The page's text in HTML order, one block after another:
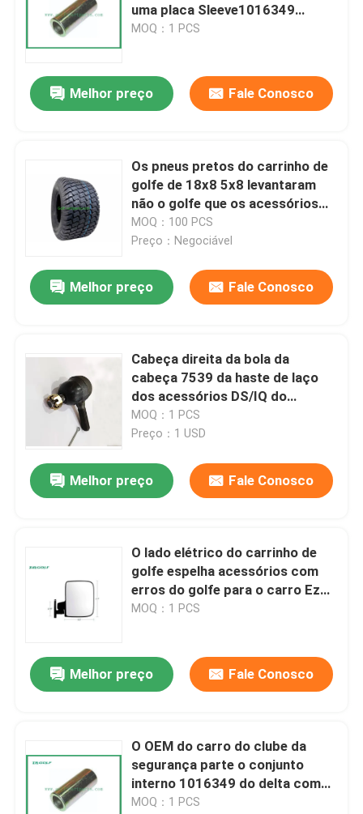
uma placa Sleeve1016349
exterior longo
MOQ：1 PCS
Melhor preço Fale Conosco
Os pneus pretos do carrinho de
golfe de 18x8 5x8 levantaram
não o golfe que os acessórios
com erros 4 EMPARELHAM a
avaliação de Plyer
MOQ：100 PCS
Preço：Negociável
Melhor preço Fale Conosco
Cabeça direita da bola da
cabeça 7539 da haste de laço
dos acessórios DS/IQ do
carrinho de golfe ortodôntica
MOQ：1 PCS
Preço：1 USD
Melhor preço Fale Conosco
O lado elétrico do carrinho de
golfe espelha acessórios com
erros do golfe para o carro Ezgo
e Yamaha do clube
MOQ：1 PCS
Melhor preço Fale Conosco
O OEM do carro do clube da
segurança parte o conjunto
interno 1016349 do delta com
erros curto da luva
MOQ：1 PCS